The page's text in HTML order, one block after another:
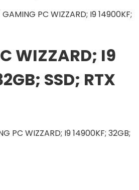
GAMING PC WIZZARD; I9 14900KF;
WIZZARD; I9
SSD; RTX
PC WIZZARD; I9 14900KF; 32GB;